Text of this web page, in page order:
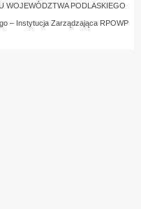
WOJEWÓDZTWA PODLASKIEGO
– Instytucja Zarządzająca RPOWP